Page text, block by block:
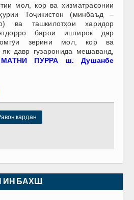
мол, кор ва хизматрасонии
Тоҷикистон (минбаъд –
ва ташкилотҳои харидор
барои иштирок дар
зерини мол, кор ва
давр гузаронида мешаванд,
МАТНИ ПУРРА ш. Душанбе
кардан
ИН БАХШ